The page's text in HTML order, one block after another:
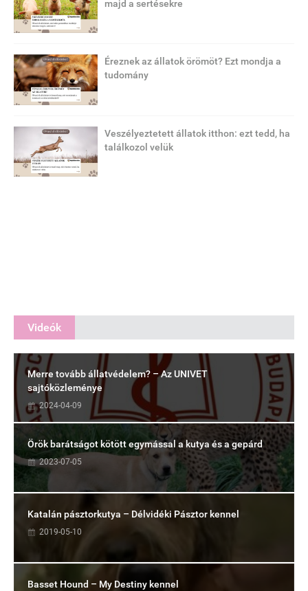
majd a sertésekre
Éreznek az állatok örömöt? Ezt mondja a
tudomány
Veszélyeztetett állatok itthon: ezt tedd, ha
találkozol velük
Videók
Merre tovább állatvédelem? – Az UNIVET
sajtóközleménye
2024-04-09
Örök barátságot kötött egymással a kutya és a gepárd
2023-07-05
Katalán pásztorkutya – Délvidéki Pásztor kennel
2019-05-10
Basset Hound – My Destiny kennel